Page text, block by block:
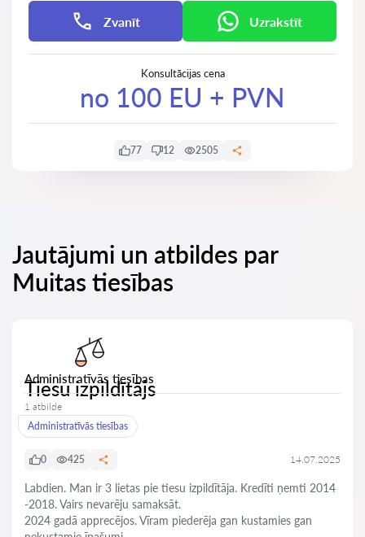
Zvanīt Uzrakstīt
Konsultācijas cena
no 100 EU + PVN
77 12 2505
Jautājumi un atbildes par
Muitas tiesības
Administratīvās tiesības
Tiesu izpildītājs
1 atbilde
Administratīvās tiesības
0 425 14.07.2025
Labdien. Man ir 3 lietas pie tiesu izpildītāja. Kredīti ņemti 2014
-2018. Vairs nevarēju samaksāt.
2024 gadā apprecējos. Vīram piederēja gan kustamies gan